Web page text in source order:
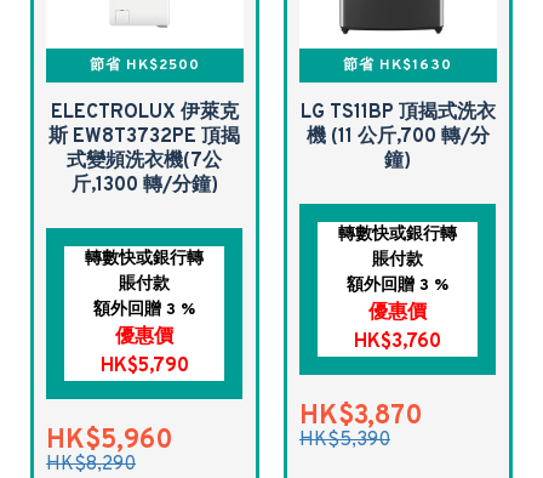
節省 HK$2500
ELECTROLUX 伊萊克
斯 EW8T3732PE 頂揭
式變頻洗衣機(7公
斤,1300 轉/分鐘)
轉數快或銀行轉
賬付款
額外回贈 3 %
優惠價
HK$5,790
HK$5,960
HK$8,290
節省 HK$1630
LG TS11BP 頂揭式洗衣
機 (11 公斤,700 轉/分
鐘)
轉數快或銀行轉
賬付款
額外回贈 3 %
優惠價
HK$3,760
HK$3,870
HK$5,390